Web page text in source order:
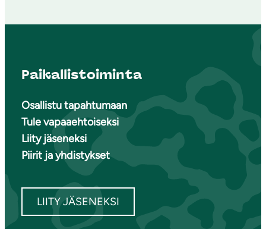
Paikallistoiminta
Osallistu tapahtumaan
Tule vapaaehtoiseksi
Liity jäseneksi
Piirit ja yhdistykset
LIITY JÄSENEKSI